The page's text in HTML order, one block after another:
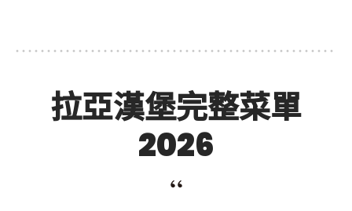
拉亞漢堡完整菜單
2026